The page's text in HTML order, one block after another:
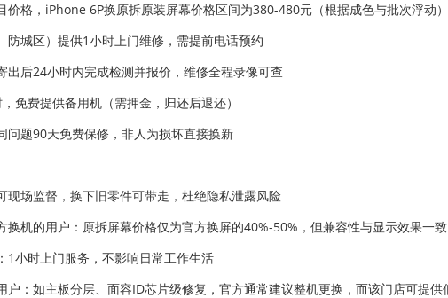
价格，iPhone 6P换原拆原装屏幕价格区间为380-480元（根据成色与批次浮动
防城区）提供1小时上门维修，需提前电话预约
出后24小时内完成检测并报价，维修全程录像可查
免费提供备用机（需押金，归还后退还）
问题90天免费保修，非人为损坏直接换新
现场监督，换下旧零件可带走，杜绝隐私泄露风险
换机的用户：原拆屏幕价格仅为官方换屏的40%-50%，但兼容性与显示效果一致
1小时上门服务，不影响日常工作生活
户：如主板分层、面容ID芯片级修复，官方通常建议整机更换，而该门店可提供